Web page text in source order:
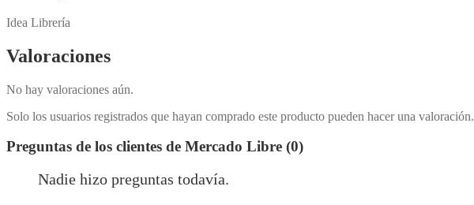
Idea Librería
Valoraciones
No hay valoraciones aún.
Solo los usuarios registrados que hayan comprado este producto pueden hacer una valoración.
Preguntas de los clientes de Mercado Libre (0)
Nadie hizo preguntas todavía.